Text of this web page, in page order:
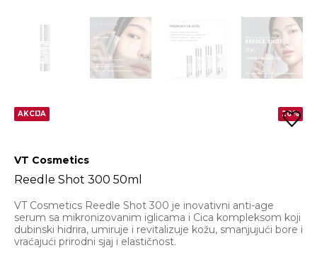
AKCIJA 20%
VT Cosmetics
Reedle Shot 300 50ml
VT Cosmetics Reedle Shot 300 je inovativni anti-age
serum sa mikronizovanim iglicama i Cica kompleksom koji
dubinski hidrira, umiruje i revitalizuje kožu, smanjujući bore i
vraćajući prirodni sjaj i elastičnost.